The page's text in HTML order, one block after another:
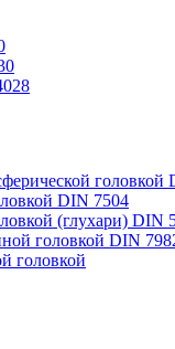
головкой
DIN 7504
(глухари) DIN
головкой DIN
головкой